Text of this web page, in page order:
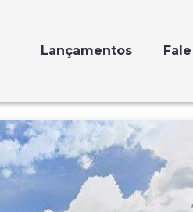
Lançamentos